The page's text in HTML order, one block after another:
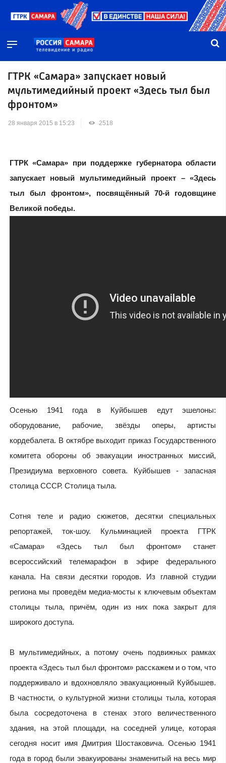
ГТРК «Самара» запускает новый
мультимедийный проект «Здесь тыл был
фронтом»
28 января 2015 в 15:23 2518
ГТРК «Самара» при поддержке губернатора области
запускает новый мультимедийный проект – «Здесь
тыл был фронтом», посвящённый 70-й годовщине
Великой победы.
Осенью 1941 года в Куйбышев едут эшелоны:
оборудование, рабочие, звёзды оперы, артисты
кордебалета. В октябре выходит приказ Государственного
комитета обороны об эвакуации иностранных миссий,
Президиума верховного совета. Куйбышев - запасная
столица СССР. Столица тыла.
Сотня теле и радио сюжетов, десятки специальных
репортажей, ток-шоу. Кульминацией проекта ГТРК
«Самара» «Здесь тыл был фронтом» станет
всероссийский телемарафон в эфире федерального
канала. На связи десятки городов. Из главной студии
региона мы проведём медиа-мосты к ключевым объектам
столицы тыла, причём, один из них пока закрыт для
широкого доступа.
В мультимедийных, а потому очень подвижных рамках
проекта «Здесь тыл был фронтом» расскажем и о том, что
поддерживало и вдохновляло эвакуационный Куйбышев.
В частности, о культурной жизни столицы тыла, которая
была сосредоточена в стенах этого величественного
здания, на этой площади, на соседней улице, которая
сегодня носит имя Дмитрия Шостаковича. Осенью 1941
года в город были эвакуированы знаменитый на весь мир